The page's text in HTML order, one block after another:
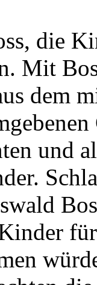
die
Mit
dem
und